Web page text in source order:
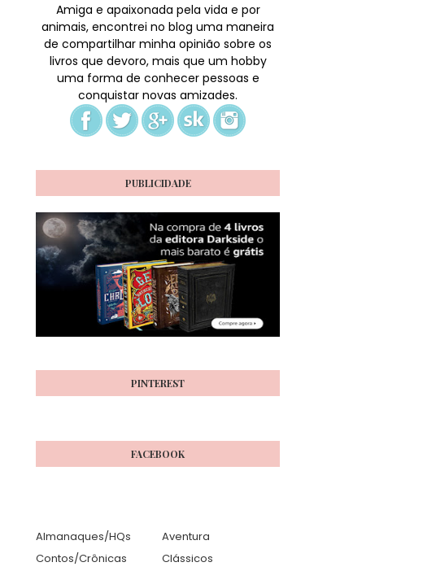
Amiga e apaixonada pela vida e por
animais, encontrei no blog uma maneira
de compartilhar minha opinião sobre os
livros que devoro, mais que um hobby
uma forma de conhecer pessoas e
conquistar novas amizades.
PUBLICIDADE
PINTEREST
FACEBOOK
Almanaques/HQs
Aventura
Contos/Crônicas
Clássicos